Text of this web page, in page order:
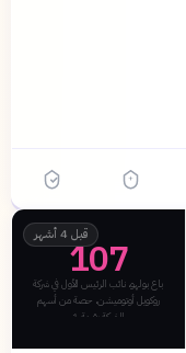
قبل 4 أشهر
107
باع بولهو، نائب الرئيس الأول في شركة
روكويل أوتوميشن، حصة من أسهم
الشركة بقيمة 1